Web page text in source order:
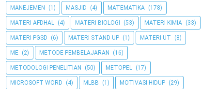
MANEJEMEN (1) MASJID (4) MATEMATIKA (178)
MATERI AFDHAL (4) MATERI BIOLOGI (53) MATERI KIMIA (33)
MATERI PGSD (6) MATERI STAND UP (1) MATERI UT (8)
ME (2) METODE PEMBELAJARAN (16)
METODOLOGI PENELITIAN (50) METOPEL (17)
MICROSOFT WORD (4) MLBB (1) MOTIVASI HIDUP (29)